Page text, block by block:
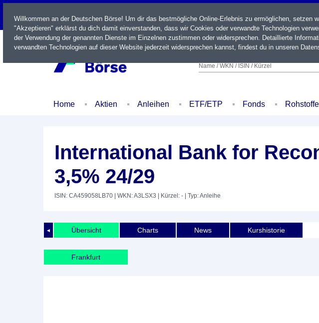
LIVE
Name / WKN / ISIN / Kürzel
Home Aktien Anleihen ETF/ETP Fonds Rohstoffe
International Bank for
3,5% 24/29
ISIN: CA459058LB70 | WKN: A3LSX3 | Kürzel: - | Typ: Anleihe
◄ Übersicht Charts News Kurshistorie
Frankfurt
Willkommen an der Deutschen Börse! Um dir das bestmögliche Online-Erlebnis zu ermöglichen, setzen
"Akzeptieren" erklärst du dich damit einverstanden, dass wir Cookies oder verwandte Technologien
der Verwendung der genannten Dienste im Einzelnen zustimmen oder widersprechen. Detaillierte
verwandten Technologien auf dieser Website jederzeit widersprechen kannst, findest du in unseren